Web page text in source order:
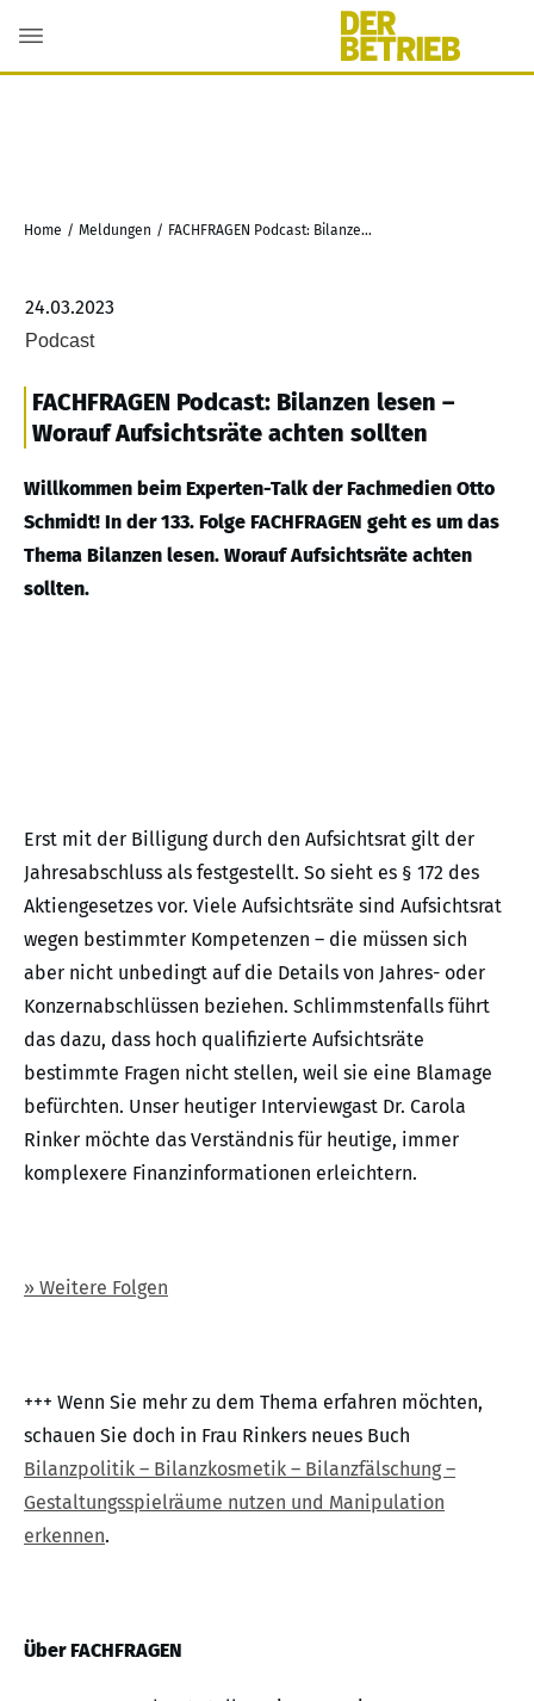
Home / Meldungen / FACHFRAGEN Podcast: Bilanzen lesen – Worauf Aufsichtsräte achten sollten
24.03.2023
Podcast
FACHFRAGEN Podcast: Bilanzen lesen –
Worauf Aufsichtsräte achten sollten
Willkommen beim Experten-Talk der Fachmedien Otto
Schmidt! In der 133. Folge FACHFRAGEN geht es um das
Thema Bilanzen lesen. Worauf Aufsichtsräte achten
sollten.
Erst mit der Billigung durch den Aufsichtsrat gilt der
Jahresabschluss als festgestellt. So sieht es § 172 des
Aktiengesetzes vor. Viele Aufsichtsräte sind Aufsichtsrat
wegen bestimmter Kompetenzen – die müssen sich
aber nicht unbedingt auf die Details von Jahres- oder
Konzernabschlüssen beziehen. Schlimmstenfalls führt
das dazu, dass hoch qualifizierte Aufsichtsräte
bestimmte Fragen nicht stellen, weil sie eine Blamage
befürchten. Unser heutiger Interviewgast Dr. Carola
Rinker möchte das Verständnis für heutige, immer
komplexere Finanzinformationen erleichtern.
» Weitere Folgen
+++ Wenn Sie mehr zu dem Thema erfahren möchten,
schauen Sie doch in Frau Rinkers neues Buch
Bilanzpolitik – Bilanzkosmetik – Bilanzfälschung –
Gestaltungsspielräume nutzen und Manipulation
erkennen.
Über FACHFRAGEN